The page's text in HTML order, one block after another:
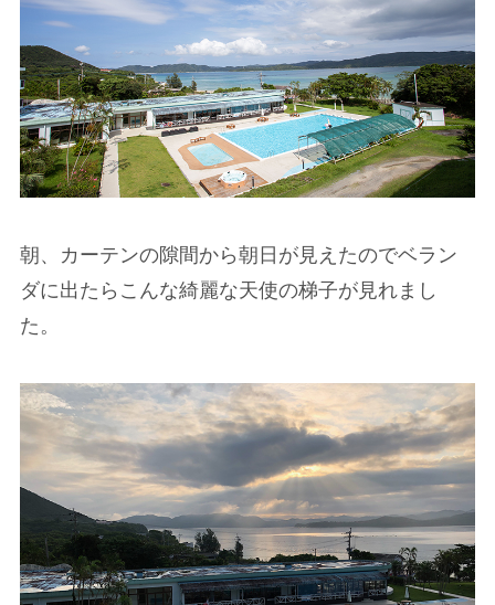
朝、カーテンの隙間から朝日が見えたのでベラン
ダに出たらこんな綺麗な天使の梯子が見れまし
た。